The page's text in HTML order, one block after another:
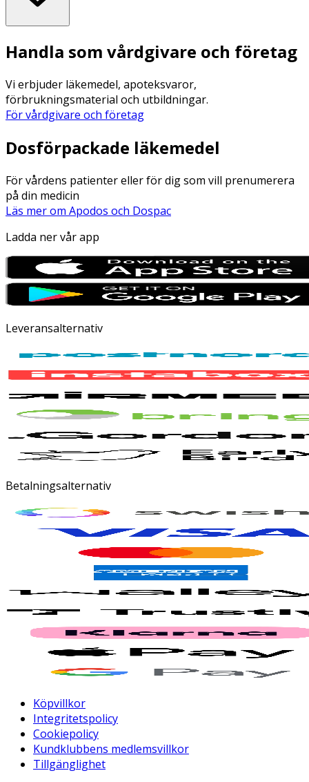
Handla som vårdgivare och företag
Vi erbjuder läkemedel, apoteksvaror,
förbrukningsmaterial och utbildningar.
För vårdgivare och företag
Dosförpackade läkemedel
För vårdens patienter eller för dig som vill prenumerera
på din medicin
Läs mer om Apodos och Dospac
Ladda ner vår app
Leveransalternativ
Betalningsalternativ
Köpvillkor
Integritetspolicy
Cookiepolicy
Kundklubbens medlemsvillkor
Tillgänglighet